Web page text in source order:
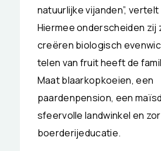
natuurlijke vijanden”, vertelt
Hiermee onderscheiden zij
creëren biologisch
telen van fruit heeft de
Maat blaarkopkoeien, een
paardenpension, een
sfeervolle landwinkel en
boerderijeducatie.